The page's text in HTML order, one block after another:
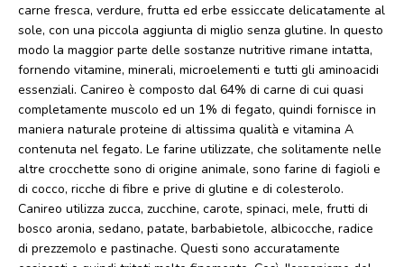
carne fresca, verdure, frutta ed erbe essiccate delicatamente al
sole, con una piccola aggiunta di miglio senza glutine. In questo
modo la maggior parte delle sostanze nutritive rimane intatta,
fornendo vitamine, minerali, microelementi e tutti gli aminoacidi
essenziali. Canireo è composto dal 64% di carne di cui quasi
completamente muscolo ed un 1% di fegato, quindi fornisce in
maniera naturale proteine di altissima qualità e vitamina A
contenuta nel fegato. Le farine utilizzate, che solitamente nelle
altre crocchette sono di origine animale, sono farine di fagioli e
di cocco, ricche di fibre e prive di glutine e di colesterolo.
Canireo utilizza zucca, zucchine, carote, spinaci, mele, frutti di
bosco aronia, sedano, patate, barbabietole, albicocche, radice
di prezzemolo e pastinache. Questi sono accuratamente